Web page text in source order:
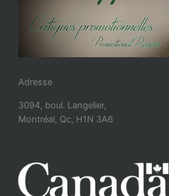
Adresse
3094, boul. Langelier,
Montréal, Qc, H1N 3A6